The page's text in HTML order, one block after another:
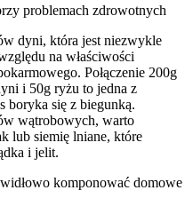
problemach zdrowotnych
dyni, która jest niezwykle
na właściwości
Połączenie 200g
i 50g ryżu to jedna z
boryka się z biegunką.
wątrobowych, warto
lub siemię lniane, które
i jelit.
komponować domowe